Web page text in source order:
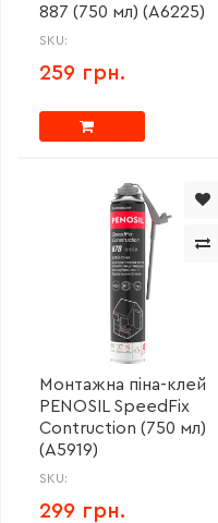
887 (750 мл) (A6225)
SKU:
259 грн.
Монтажна піна-клей
PENOSIL SpeedFix
Contruction (750 мл)
(A5919)
SKU:
299 грн.